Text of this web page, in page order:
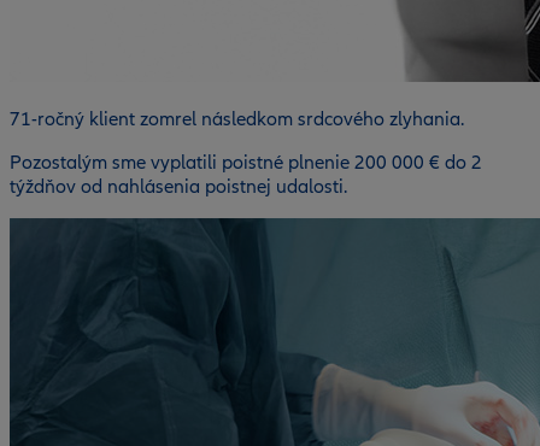
71-ročný klient zomrel následkom srdcového zlyhania.
Pozostalým sme vyplatili poistné plnenie 200 000 € do 2
týždňov od nahlásenia poistnej udalosti.